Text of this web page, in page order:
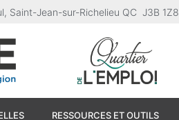
Saint-Jean-sur-Richelieu QC J3B 1Z8
RESSOURCES ET OUTILS